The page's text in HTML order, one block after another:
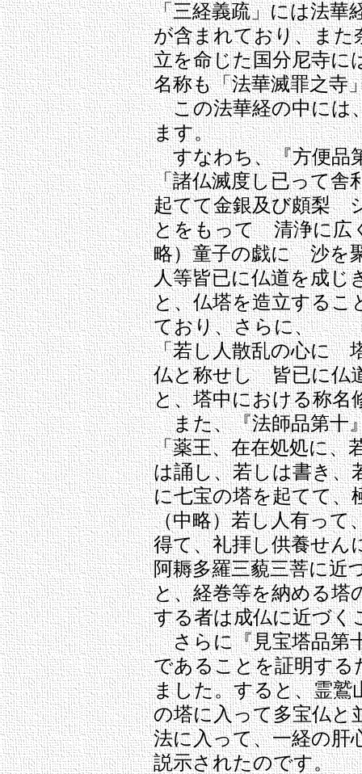
「三経義疏」には法華
が含まれており、また
立を命じた国分尼寺に
名称も「法華滅罪之寺
この法華経の中には
ます。
すなわち、『方便品
「諸仏滅度し已って
起てて金銀及び頗梨
とをもって 清浄に広
略）童子の戯に 沙を
人等皆已に仏道を成じ
と、仏塔を造立するこ
ており、さらに、
「若し人散乱の心に
仏と称せし 皆已に仏
と、塔中における称名
また、『法師品第十
「薬王、在在処処に、
は誦し、若しは書き、
に七宝の塔を起てて、
（中略）若し人有って
得て、礼拝し供養せん
阿耨多羅三藐三菩に
と、経巻等を納める塔
する者は成仏に近づく
さらに『見宝塔品第
であることを証明する
ました。すると、霊鷲
の塔に入って多宝仏と
法に入って、一経の肝
説示されたのです。